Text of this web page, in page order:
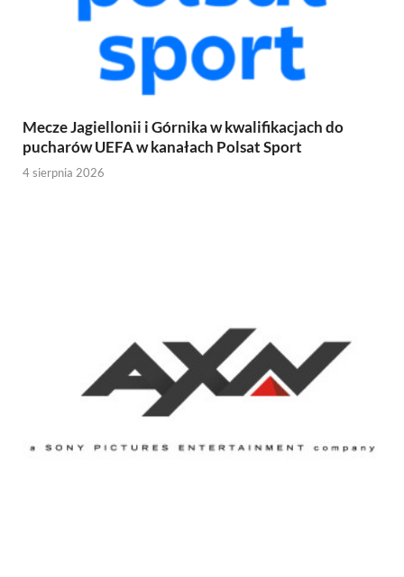
Mecze Jagiellonii i Górnika w kwalifikacjach do
pucharów UEFA w kanałach Polsat Sport
4 sierpnia 2026